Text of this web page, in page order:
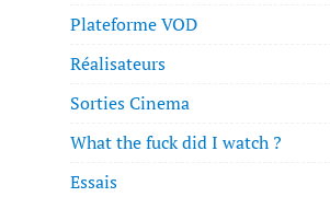
Plateforme VOD
Réalisateurs
Sorties Cinema
What the fuck did I watch ?
Essais